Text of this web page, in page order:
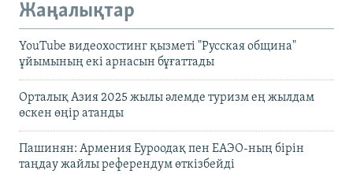
Жаңалықтар
YouTube видеохостинг қызметі "Русская община"
ұйымының екі арнасын бұғаттады
Орталық Азия 2025 жылы әлемде туризм ең жылдам
өскен өңір атанды
Пашинян: Армения Еуроодақ пен ЕАЭО-ның бірін
таңдау жайлы референдум өткізбейді